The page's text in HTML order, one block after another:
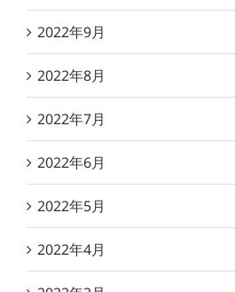
2022年9月
2022年8月
2022年7月
2022年6月
2022年5月
2022年4月